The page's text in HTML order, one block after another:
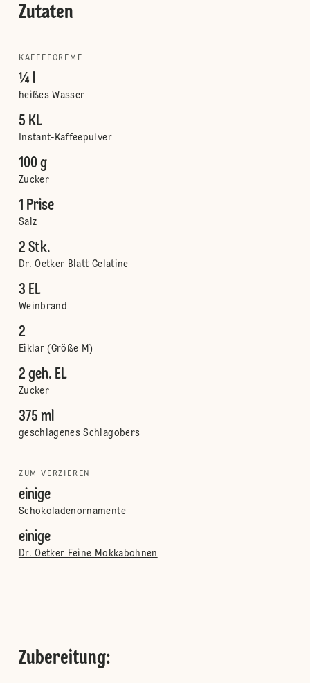
Zutaten
KAFFEECREME
¼ l
heißes Wasser
5 KL
Instant-Kaffeepulver
100 g
Zucker
1 Prise
Salz
2 Stk.
Dr. Oetker Blatt Gelatine
3 EL
Weinbrand
2
Eiklar (Größe M)
2 geh. EL
Zucker
375 ml
geschlagenes Schlagobers
ZUM VERZIEREN
einige
Schokoladenornamente
einige
Dr. Oetker Feine Mokkabohnen
Zubereitung: